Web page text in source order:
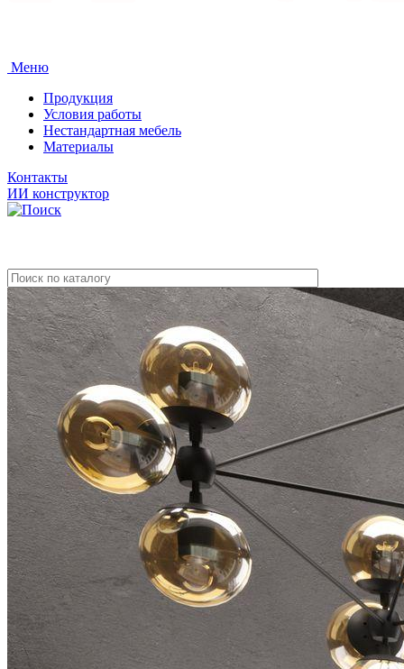
Меню
Продукция
Условия работы
Нестандартная мебель
Материалы
Контакты
ИИ конструктор